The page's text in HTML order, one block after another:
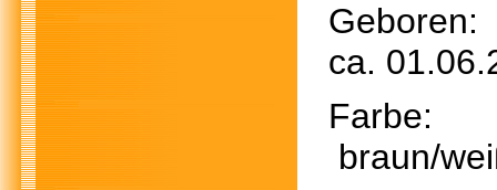
ca.
braun/